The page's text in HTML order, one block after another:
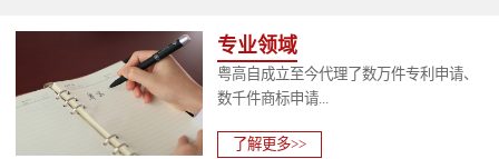
专业领域
粤高自成立至今代理了数万件专利申请、
数千件商标申请...
了解更多>>